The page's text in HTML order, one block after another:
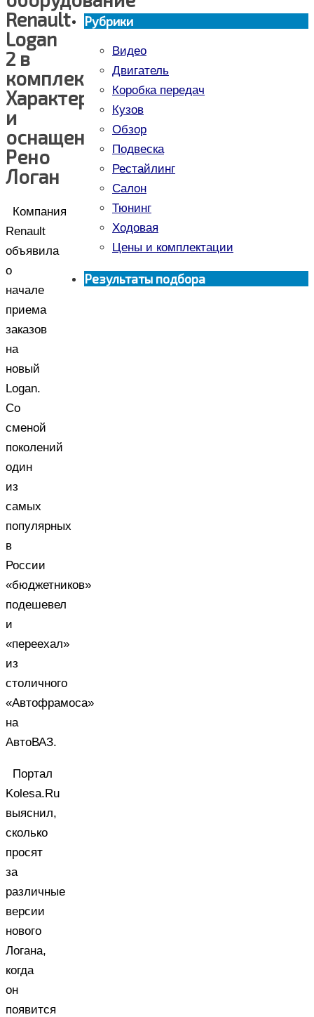
Renault
Logan
2 в
комплекте.
Характеристики
и
оснащение
Рено
Логан
Компания
Renault
объявила
о
начале
приема
заказов
на
новый
Logan.
Со
сменой
поколений
один
из
самых
популярных
в
России
«бюджетников»
подешевел
и
«переехал»
из
столичного
«Автофрамоса»
на
АвтоВАЗ.
Портал
Kolesa.Ru
выяснил,
сколько
просят
за
различные
версии
нового
Логана,
когда
он
появится
Рубрики
Видео
Двигатель
Коробка передач
Кузов
Обзор
Подвеска
Рестайлинг
Салон
Тюнинг
Ходовая
Цены и комплектации
Результаты подбора